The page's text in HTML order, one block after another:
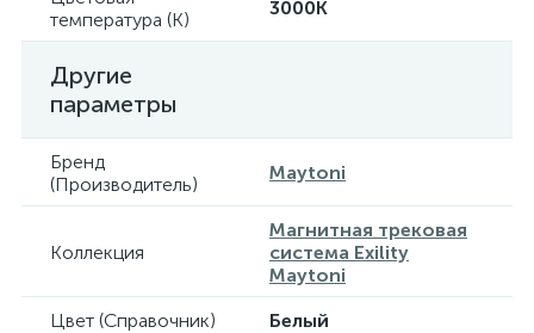
температура (К)
3000K
Другие
параметры
Бренд
(Производитель)
Maytoni
Коллекция
Магнитная трековая
система Exility
Maytoni
Цвет (Справочник)
Белый